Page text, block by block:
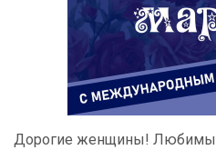
Дорогие женщины!